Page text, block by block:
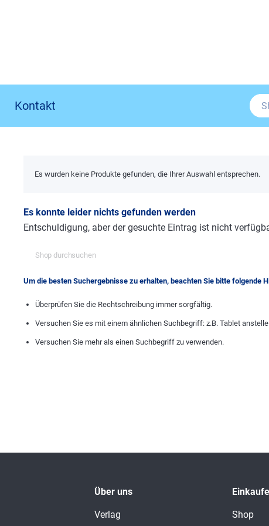
Kontakt
Es wurden keine Produkte gefunden, die Ihrer Auswahl entsprechen.
Es konnte leider nichts gefunden werden
Entschuldigung, aber der gesuchte Eintrag ist nicht
Um die besten Suchergebnisse zu erhalten, beachten Sie bitte folgende
Überprüfen Sie die Rechtschreibung immer sorgfältig.
Versuchen Sie es mit einem ähnlichen Suchbegriff: z.B. Tablet
Versuchen Sie mehr als einen Suchbegriff zu verwenden.
Über uns
Verlag
Shop